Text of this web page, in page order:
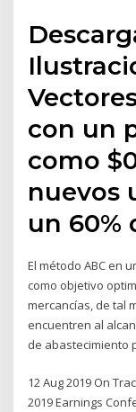
con un
como
nuevos
un 60%
El método ABC en
como objetivo
mercancías, de tal
encuentren al
de abastecimiento
12 Aug 2019 On
2019 Earnings